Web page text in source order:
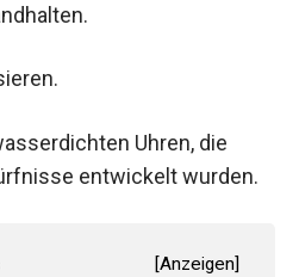
Uhren, die
entwickelt wurden.
[Anzeigen]